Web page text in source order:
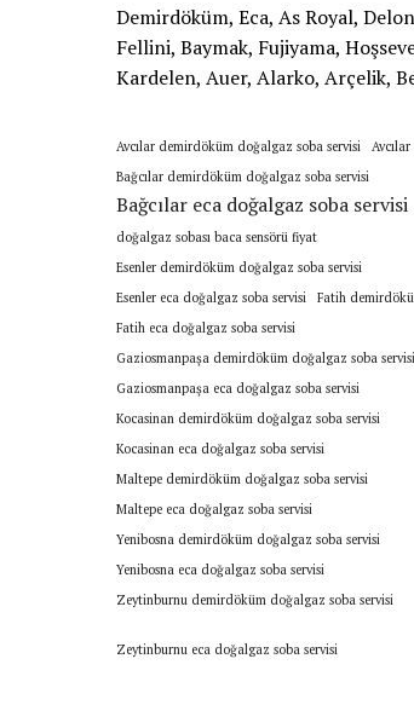
Demirdöküm, Eca, As Royal,
Fellini, Baymak, Fujiyama,
Kardelen, Auer, Alarko, Arçelik,
Avcılar demirdöküm doğalgaz soba servisi
Bağcılar demirdöküm doğalgaz soba servisi
Bağcılar eca doğalgaz soba servisi
doğalgaz sobası baca sensörü fiyat
Esenler demirdöküm doğalgaz soba servisi
Esenler eca doğalgaz soba servisi
Fatih
Fatih eca doğalgaz soba servisi
Gaziosmanpaşa demirdöküm doğalgaz soba servisi
Gaziosmanpaşa eca doğalgaz soba servisi
Kocasinan demirdöküm doğalgaz soba servisi
Kocasinan eca doğalgaz soba servisi
Maltepe demirdöküm doğalgaz soba servisi
Maltepe eca doğalgaz soba servisi
Yenibosna demirdöküm doğalgaz soba servisi
Yenibosna eca doğalgaz soba servisi
Zeytinburnu demirdöküm doğalgaz soba servisi
Zeytinburnu eca doğalgaz soba servisi